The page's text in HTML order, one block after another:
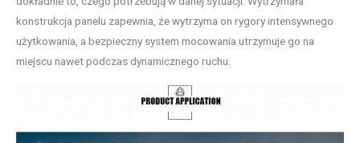
konstrukcja panelu zapewnia, że wytrzyma on rygory intensywnego
użytkowania, a bezpieczny system mocowania utrzymuje go na
miejscu nawet podczas dynamicznego ruchu.